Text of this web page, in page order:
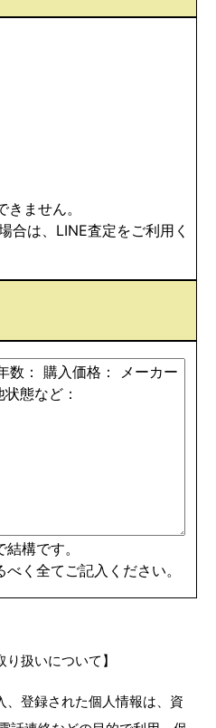
ません。
合は、LINE査定をご利用く
構です。
く全てご記入ください。
り扱いについて】
、登録された個人情報は、資